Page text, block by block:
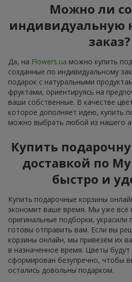
Можно ли
индивидуальную
заказ?
Да, на Flowers.ua можно купить
созданные по индивидуальному
подарок с натуральными
фруктами, ориентируясь на
ваши собственные. В качестве
которое дополняет идею, купить
можно выбрать любой из нашего
Купить
доставкой по
быстро и
Купить подарочные корзины
экономит ваше время. Мы уже всё
оригинальные подборки, украсили
готовы отправить вам. Если вы
корзины онлайн, мы привезём их
в назначенное время. Цветы
сформирован безупречно, чтобы
остались довольны подарком.